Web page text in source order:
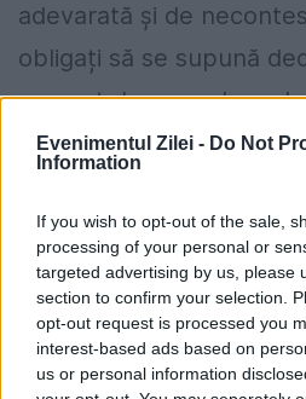
Evenimentul Zilei - Do Not
Information
If you wish to opt-out of the sale,
processing of your personal or
targeted advertising by us, please
section to confirm your selection.
opt-out request is processed you
interest-based ads based on
us or personal information
adevarată și de
obligați să se supună
nu sunt de accord cu
vechi...
CITESTE STIREA